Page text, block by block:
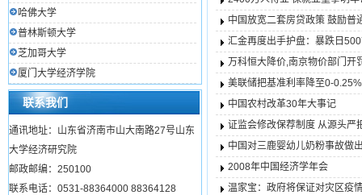
哈佛大学
普林斯顿大学
芝加哥大学
厦门大学经济学院
联系我们
通讯地址：山东省济南市山大南路27号山东
大学经济研究院
邮政邮编：250100
联系电话：0531-88364000 88364128
中国放宽二套房贷政策 鼓励普
汇金再度出手护盘：暴跌日
万科恒大降价,南京物价部门开
美联储把基准利率降至0-
中国农村改革30年大事记
证监会修改保荐制度 从源头严
中国对三鹿婴幼儿奶粉事故做
2008年中国经济学年会
温家宝：政府将保证对灾区疫